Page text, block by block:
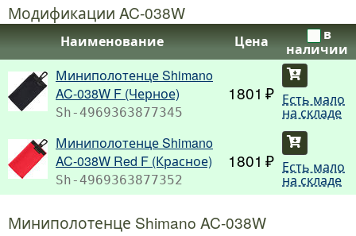
Модификации AC-038W
Наименование Цена
в
наличии
Миниполотенце Shimano
AC-038W F (Черное)
Sh-4969363877345
1801 Есть мало
на складе
Миниполотенце Shimano
AC-038W Red F (Красное)
Sh-4969363877352
1801 Есть мало
на складе
Миниполотенце Shimano AC-038W